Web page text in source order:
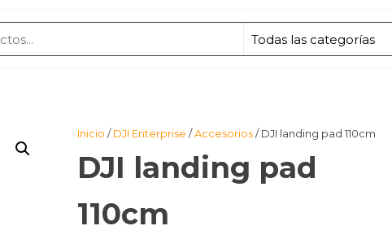
Inicio /DJI Enterprise /Accesorios/ DJI landing pad 110cm
DJI landing pad
110cm